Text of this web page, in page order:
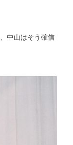
中山はそう確信